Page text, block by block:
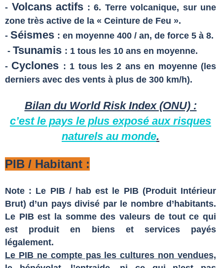
- Volcans actifs : 6. Terre volcanique, sur une
zone très active de la « Ceinture de Feu ».
- Séismes : en moyenne 400 / an, de force 5 à 8.
- Tsunamis : 1 tous les 10 ans en moyenne.
- Cyclones : 1 tous les 2 ans en moyenne (les
derniers avec des vents à plus de 300 km/h).
Bilan du World Risk Index (ONU) :
c’est le pays le plus exposé aux risques
naturels au monde.
PIB / Habitant :
Note : Le PIB / hab est le PIB (Produit Intérieur
Brut) d’un pays divisé par le nombre d’habitants.
Le PIB est la somme des valeurs de tout ce qui
est produit en biens et services payés
légalement.
Le PIB ne compte pas les cultures non vendues,